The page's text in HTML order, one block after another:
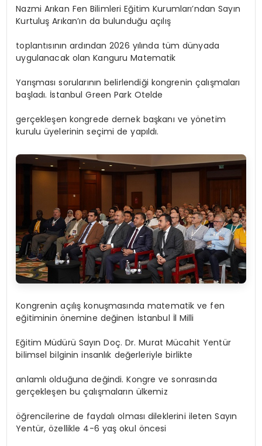
Nazmi Arıkan Fen Bilimleri Eğitim Kurumları’ndan Sayın
Kurtuluş Arıkan’ın da bulunduğu açılış
toplantısının ardından 2026 yılında tüm dünyada
uygulanacak olan Kanguru Matematik
Yarışması sorularının belirlendiği kongrenin çalışmaları
başladı. İstanbul Green Park Otelde
gerçekleşen kongrede dernek başkanı ve yönetim
kurulu üyelerinin seçimi de yapıldı.
Kongrenin açılış konuşmasında matematik ve fen
eğitiminin önemine değinen İstanbul İl Milli
Eğitim Müdürü Sayın Doç. Dr. Murat Mücahit Yentür
bilimsel bilginin insanlık değerleriyle birlikte
anlamlı olduğuna değindi. Kongre ve sonrasında
gerçekleşen bu çalışmaların ülkemiz
öğrencilerine de faydalı olması dileklerini ileten Sayın
Yentür, özellikle 4-6 yaş okul öncesi